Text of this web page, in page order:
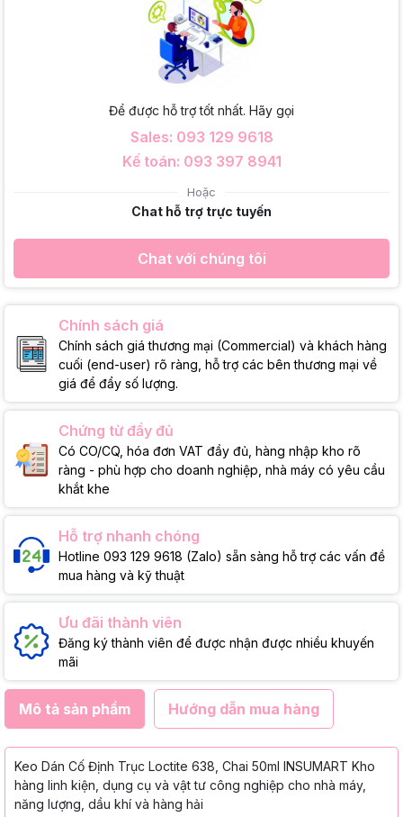
Để được hỗ trợ tốt nhất. Hãy gọi
Sales: 093 129 9618
Kế toán: 093 397 8941
Hoặc
Chat hỗ trợ trực tuyến
Chat với chúng tôi
Chính sách giá
Chính sách giá thương mại (Commercial) và khách hàng
cuối (end-user) rõ ràng, hỗ trợ các bên thương mại về
giá để đẩy số lượng.
Chứng từ đầy đủ
Có CO/CQ, hóa đơn VAT đầy đủ, hàng nhập kho rõ
ràng - phù hợp cho doanh nghiệp, nhà máy có yêu cầu
khắt khe
Hỗ trợ nhanh chóng
Hotline 093 129 9618 (Zalo) sẵn sàng hỗ trợ các vấn đề
mua hàng và kỹ thuật
Ưu đãi thành viên
Đăng ký thành viên để được nhận được nhiều khuyến
mãi
Mô tả sản phẩm Hướng dẫn mua hàng
Keo Dán Cố Định Trục Loctite 638, Chai 50ml INSUMART Kho
hàng linh kiện, dụng cụ và vật tư công nghiệp cho nhà máy,
năng lượng, dầu khí và hàng hải